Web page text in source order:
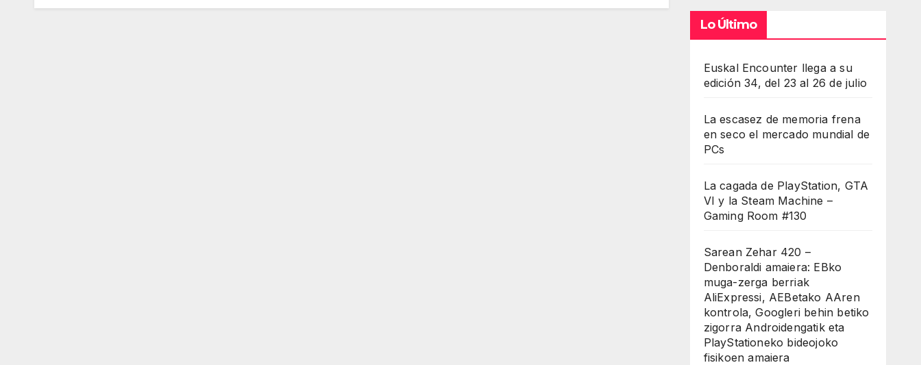
Lo Último
Euskal Encounter llega a su
edición 34, del 23 al 26 de julio
La escasez de memoria frena
en seco el mercado mundial de
PCs
La cagada de PlayStation, GTA
VI y la Steam Machine –
Gaming Room #130
Sarean Zehar 420 –
Denboraldi amaiera: EBko
muga-zerga berriak
AliExpressi, AEBetako AAren
kontrola, Googleri behin betiko
zigorra Androidengatik eta
PlayStationeko bideojoko
fisikoen amaiera